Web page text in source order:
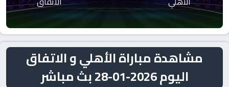
مشاهدة مباراة الأهلي و الاتفاق
اليوم 2026-01-28 بث مباشر